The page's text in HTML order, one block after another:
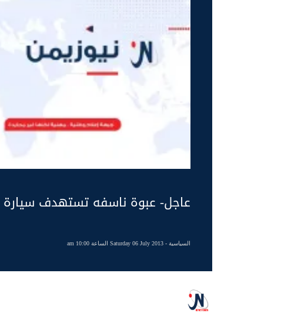
عاجل- عبوة ناسفه تستهدف
السياسية- Saturday 06 July 2013 الساعة 10:00 am